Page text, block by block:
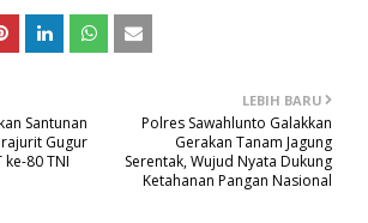
LEBIH BARU
Polres Sawahlunto Galakkan
Gerakan Tanam Jagung
Serentak, Wujud Nyata Dukung
Ketahanan Pangan Nasional
Santunan
Gugur
ke-80 TNI